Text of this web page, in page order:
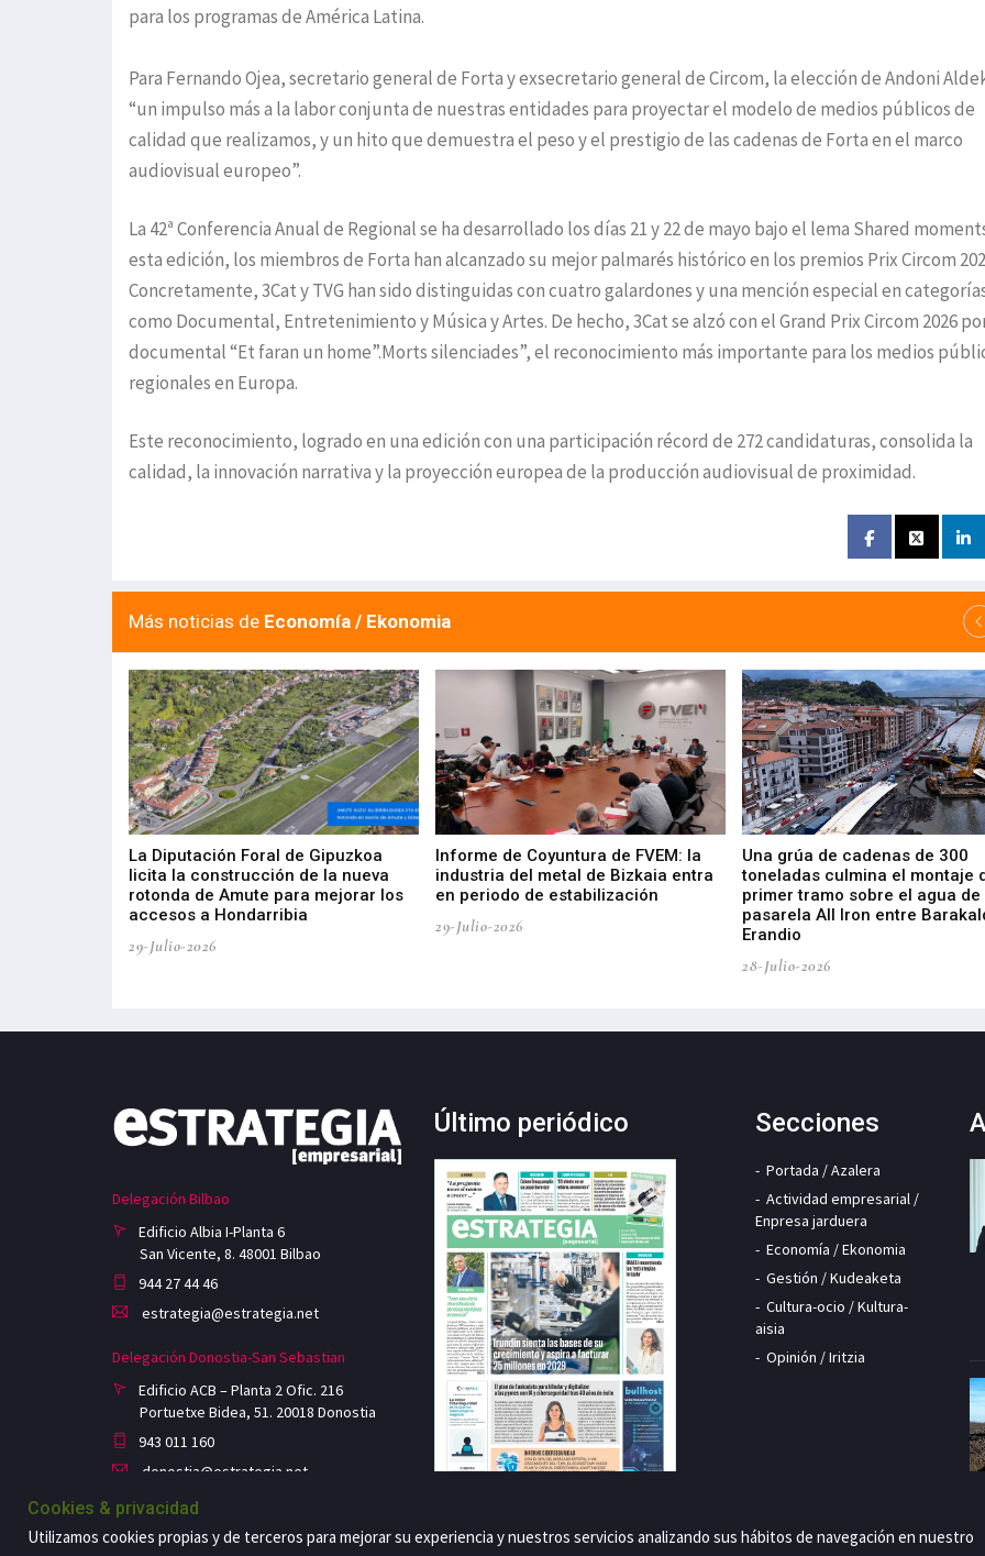
para los programas de América Latina.
Para Fernando Ojea, secretario general de Forta y exsecretario general de Circom, la elección de Andoni
“un impulso más a la labor conjunta de nuestras entidades para proyectar el modelo de medios públicos de
calidad que realizamos, y un hito que demuestra el peso y el prestigio de las cadenas de Forta en el marco
audiovisual europeo”.
La 42ª Conferencia Anual de Regional se ha desarrollado los días 21 y 22 de mayo bajo el lema Shared
esta edición, los miembros de Forta han alcanzado su mejor palmarés histórico en los premios Prix Circom
Concretamente, 3Cat y TVG han sido distinguidas con cuatro galardones y una mención especial en
como Documental, Entretenimiento y Música y Artes. De hecho, 3Cat se alzó con el Grand Prix Circom 2026
documental “Et faran un home”.Morts silenciades”, el reconocimiento más importante para los medios
regionales en Europa.
Este reconocimiento, logrado en una edición con una participación récord de 272 candidaturas, consolida la
calidad, la innovación narrativa y la proyección europea de la producción audiovisual de proximidad.
Más noticias de Economía / Ekonomia
La Diputación Foral de Gipuzkoa
licita la construcción de la nueva
rotonda de Amute para mejorar los
accesos a Hondarribia
29-Julio-2026
Informe de Coyuntura de FVEM: la
industria del metal de Bizkaia entra
en periodo de estabilización
29-Julio-2026
Una grúa de cadenas de 300
toneladas culmina el montaje
primer tramo sobre el agua de
pasarela All Iron entre
Erandio
28-Julio-2026
Delegación Bilbao
Edificio Albia I-Planta 6
San Vicente, 8. 48001 Bilbao
944 27 44 46
estrategia@estrategia.net
Delegación Donostia-San Sebastian
Edificio ACB – Planta 2 Ofic. 216
Portuetxe Bidea, 51. 20018 Donostia
943 011 160
donostia@estrategia.net
Último periódico Secciones
Portada / Azalera
Actividad empresarial /
Enpresa jarduera
Economía / Ekonomia
Gestión / Kudeaketa
Cultura-ocio / Kultura-
aisia
Opinión / Iritzia
Cookies & privacidad
Utilizamos cookies propias y de terceros para mejorar su experiencia y nuestros servicios analizando sus hábitos de navegación en nuestro